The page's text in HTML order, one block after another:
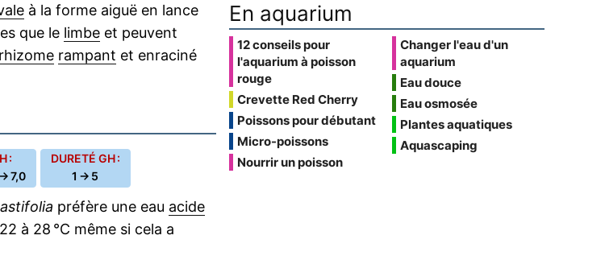
à la forme aiguë en lance
que le limbe et peuvent
rhizome rampant et enraciné
:
7,0
DURETÉ GH :
1 → 5
préfère une eau acide
à 28 °C même si cela a
En aquarium
12 conseils pour
l'aquarium à poisson
rouge
Crevette Red Cherry
Poissons pour débutant
Micro-poissons
Nourrir un poisson
Changer l'eau d'un
aquarium
Eau douce
Eau osmosée
Plantes aquatiques
Aquascaping